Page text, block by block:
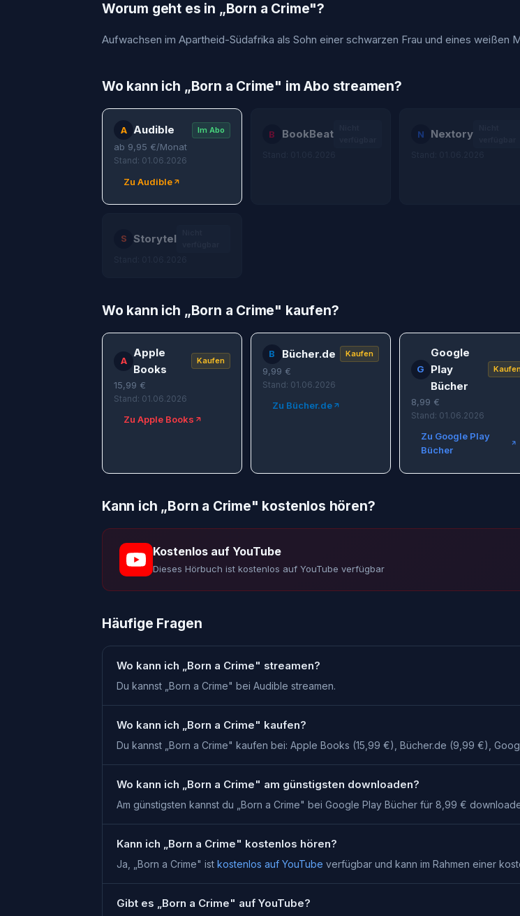
Worum geht es in „Born a Crime"?
Aufwachsen im Apartheid-Südafrika als Sohn einer schwarzen Frau und eines weißen
Wo kann ich „Born a Crime" im Abo streamen?
A Audible Im Abo
ab 9,95 €/Monat
Stand: 01.06.2026
Zu Audible
B BookBeat N Nextory
S Storytel
Wo kann ich „Born a Crime" kaufen?
A
Apple
Books
Kaufen
15,99 €
Stand: 01.06.2026
Zu Apple Books
B Bücher.de Kaufen
9,99 €
Stand: 01.06.2026
Zu Bücher.de
G
Google
Play
Bücher
Kaufen
8,99 €
Stand: 01.06.2026
Zu Google Play
Bücher
Kann ich „Born a Crime" kostenlos hören?
Kostenlos auf YouTube
Dieses Hörbuch ist kostenlos auf YouTube verfügbar
Häufige Fragen
Wo kann ich „Born a Crime" streamen?
Du kannst „Born a Crime" bei Audible streamen.
Wo kann ich „Born a Crime" kaufen?
Du kannst „Born a Crime" kaufen bei: Apple Books (15,99 €), Bücher.de (9,99 €),
Wo kann ich „Born a Crime" am günstigsten downloaden?
Am günstigsten kannst du „Born a Crime" bei Google Play Bücher für 8,99 €
Kann ich „Born a Crime" kostenlos hören?
Ja, „ Born a Crime" ist kostenlos auf YouTube verfügbar und kann im Rahmen einer
Gibt es „Born a Crime" auf YouTube?